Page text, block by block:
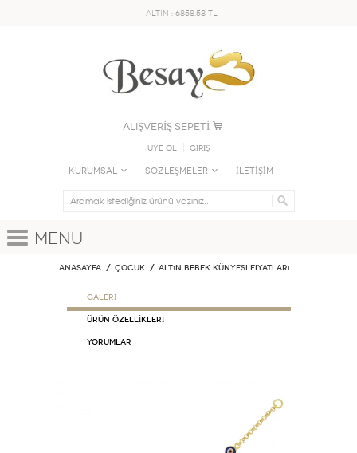
ALTIN : 6858.58 TL
ALIŞVERİŞ SEPETİ
Üye Ol GİRİŞ
KURUMSAL SÖZLEŞMELER İLETİŞİM
Menu
Anasayfa ÇOCUK Altın Bebek Künyesi Fiyatları
GALERİ
ÜRÜN ÖZELLİKLERİ
Yorumlar